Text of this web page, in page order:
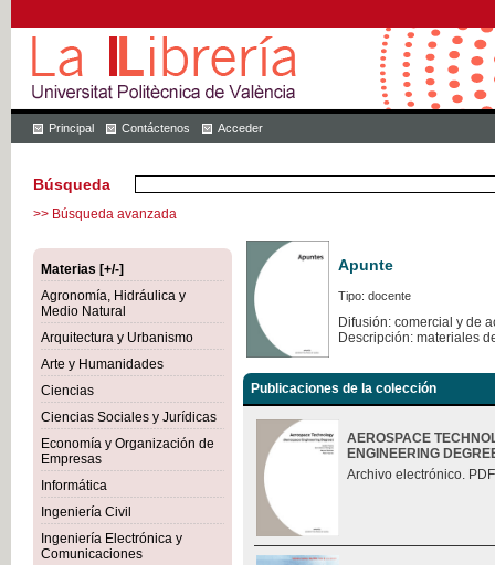
Principal Contáctenos Acceder
Búsqueda
>> Búsqueda avanzada
Materias [+/-]
Agronomía, Hidráulica y
Medio Natural
Arquitectura y Urbanismo
Arte y Humanidades
Ciencias
Ciencias Sociales y Jurídicas
Economía y Organización de
Empresas
Informática
Ingeniería Civil
Ingeniería Electrónica y
Comunicaciones
Apunte
Tipo: docente
Difusión: comercial y de
Descripción: materiales
Publicaciones de la colección
AEROSPACE
ENGINEERING
Archivo electrónico.